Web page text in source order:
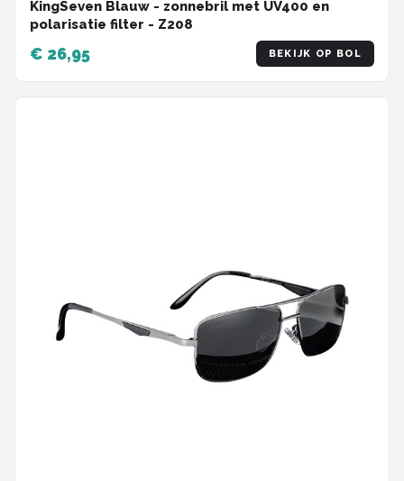
KingSeven Blauw - zonnebril met UV400 en
polarisatie filter - Z208
€ 26,95 BEKIJK OP BOL